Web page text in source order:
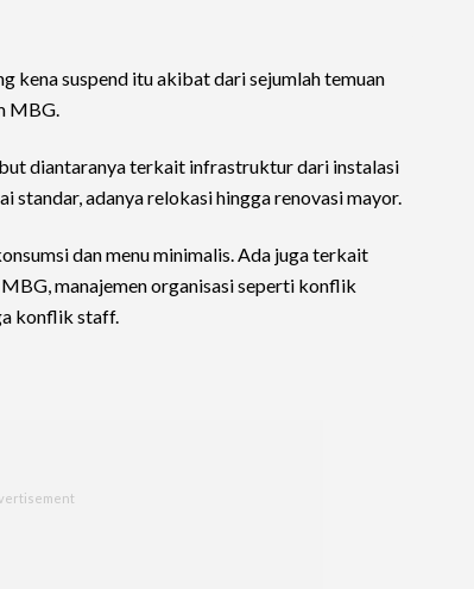
kena suspend itu akibat dari sejumlah temuan
MBG.
diantaranya terkait infrastruktur dari instalasi
standar, adanya relokasi hingga renovasi mayor.
dan menu minimalis. Ada juga terkait
manajemen organisasi seperti konflik
konflik staff.